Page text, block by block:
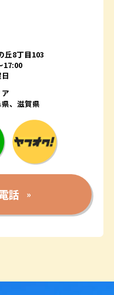
丘8丁目103
17:00
、滋賀県
話